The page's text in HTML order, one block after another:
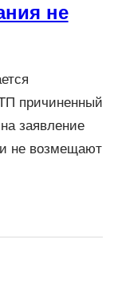
не
причиненный
заявление
не возмещают